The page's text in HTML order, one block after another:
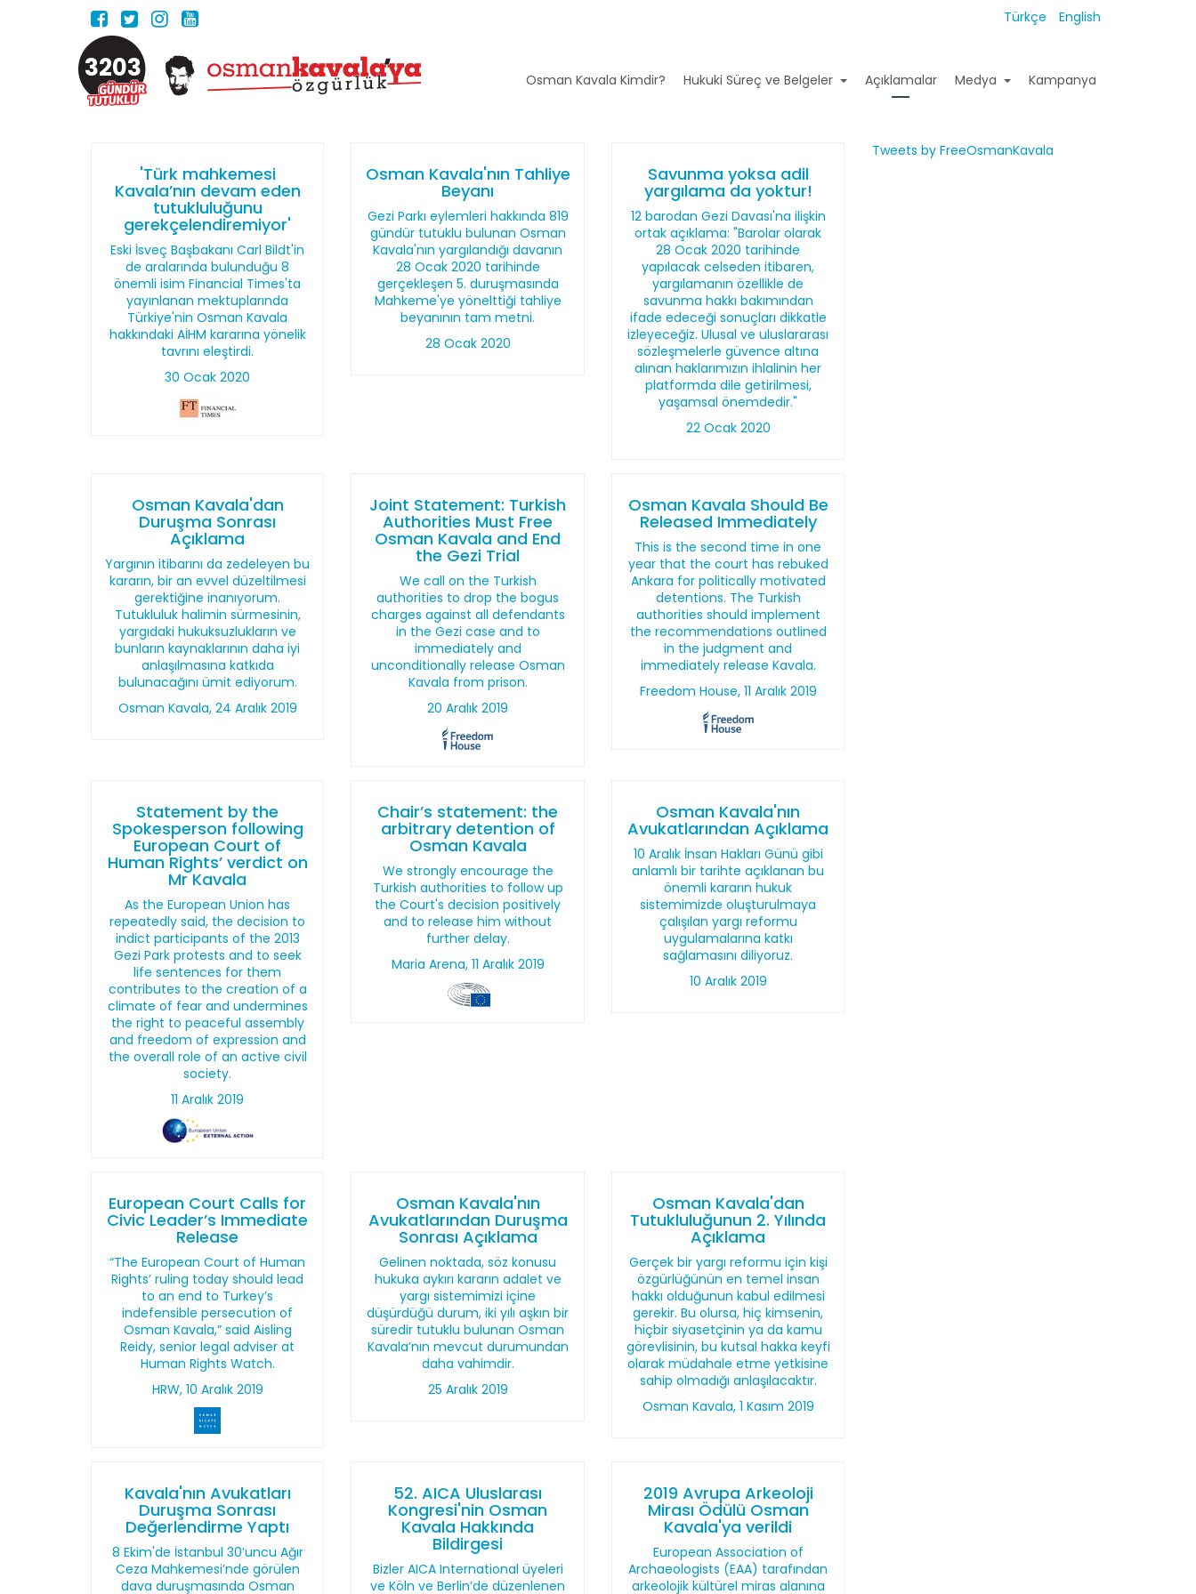
Türkçe English
3203 Osman Kavala Kimdir? Hukuki Süreç ve Belgeler Açıklamalar Medya Kampanya
'Türk mahkemesi
Kavala’nın devam eden
tutukluluğunu
gerekçelendiremiyor'
Eski İsveç Başbakanı Carl Bildt'in
de aralarında bulunduğu 8
önemli isim Financial Times'ta
yayınlanan mektuplarında
Türkiye'nin Osman Kavala
hakkındaki AİHM kararına yönelik
tavrını eleştirdi.
30 Ocak 2020
Osman Kavala'nın Tahliye
Beyanı
Gezi Parkı eylemleri hakkında 819
gündür tutuklu bulunan Osman
Kavala'nın yargılandığı davanın
28 Ocak 2020 tarihinde
gerçekleşen 5. duruşmasında
Mahkeme'ye yönelttiği tahliye
beyanının tam metni.
28 Ocak 2020
Savunma yoksa adil
yargılama da yoktur!
12 barodan Gezi Davası'na ilişkin
ortak açıklama: "Barolar olarak
28 Ocak 2020 tarihinde
yapılacak celseden itibaren,
yargılamanın özellikle de
savunma hakkı bakımından
ifade edeceği sonuçları dikkatle
izleyeceğiz. Ulusal ve uluslararası
sözleşmelerle güvence altına
alınan haklarımızın ihlalinin her
platformda dile getirilmesi,
yaşamsal önemdedir."
22 Ocak 2020
Osman Kavala'dan
Duruşma Sonrası
Açıklama
Yargının itibarını da zedeleyen bu
kararın, bir an evvel düzeltilmesi
gerektiğine inanıyorum.
Tutukluluk halimin sürmesinin,
yargıdaki hukuksuzlukların ve
bunların kaynaklarının daha iyi
anlaşılmasına katkıda
bulunacağını ümit ediyorum.
Osman Kavala, 24 Aralık 2019
Joint Statement: Turkish
Authorities Must Free
Osman Kavala and End
the Gezi Trial
We call on the Turkish
authorities to drop the bogus
charges against all defendants
in the Gezi case and to
immediately and
unconditionally release Osman
Kavala from prison.
20 Aralık 2019
Osman Kavala Should Be
Released Immediately
This is the second time in one
year that the court has rebuked
Ankara for politically motivated
detentions. The Turkish
authorities should implement
the recommendations outlined
in the judgment and
immediately release Kavala.
Freedom House, 11 Aralık 2019
Statement by the
Spokesperson following
European Court of
Human Rights’ verdict on
Mr Kavala
As the European Union has
repeatedly said, the decision to
indict participants of the 2013
Gezi Park protests and to seek
life sentences for them
contributes to the creation of a
climate of fear and undermines
the right to peaceful assembly
and freedom of expression and
the overall role of an active civil
society.
11 Aralık 2019
Chair’s statement: the
arbitrary detention of
Osman Kavala
We strongly encourage the
Turkish authorities to follow up
the Court's decision positively
and to release him without
further delay.
Maria Arena, 11 Aralık 2019
Osman Kavala'nın
Avukatlarından Açıklama
10 Aralık İnsan Hakları Günü gibi
anlamlı bir tarihte açıklanan bu
önemli kararın hukuk
sistemimizde oluşturulmaya
çalışılan yargı reformu
uygulamalarına katkı
sağlamasını diliyoruz.
10 Aralık 2019
European Court Calls for
Civic Leader’s Immediate
Release
“The European Court of Human
Rights’ ruling today should lead
to an end to Turkey’s
indefensible persecution of
Osman Kavala,” said Aisling
Reidy, senior legal adviser at
Human Rights Watch.
HRW, 10 Aralık 2019
Osman Kavala'nın
Avukatlarından Duruşma
Sonrası Açıklama
Gelinen noktada, söz konusu
hukuka aykırı kararın adalet ve
yargı sistemimizi içine
düşürdüğü durum, iki yılı aşkın bir
süredir tutuklu bulunan Osman
Kavala’nın mevcut durumundan
daha vahimdir.
25 Aralık 2019
Osman Kavala'dan
Tutukluluğunun 2. Yılında
Açıklama
Gerçek bir yargı reformu için kişi
özgürlüğünün en temel insan
hakkı olduğunun kabul edilmesi
gerekir. Bu olursa, hiç kimsenin,
hiçbir siyasetçinin ya da kamu
görevlisinin, bu kutsal hakka keyfi
olarak müdahale etme yetkisine
sahip olmadığı anlaşılacaktır.
Osman Kavala, 1 Kasım 2019
Kavala'nın Avukatları
Duruşma Sonrası
Değerlendirme Yaptı
8 Ekim'de İstanbul 30’uncu Ağır
Ceza Mahkemesi’nde görülen
dava duruşmasında Osman
52. AICA Uluslarası
Kongresi'nin Osman
Kavala Hakkında
Bildirgesi
Bizler AICA International üyeleri
ve Köln ve Berlin’de düzenlenen
2019 Avrupa Arkeoloji
Mirası Ödülü Osman
Kavala'ya verildi
European Association of
Archaeologists (EAA) tarafından
arkeolojik kültürel miras alanına
Tweets by FreeOsmanKavala